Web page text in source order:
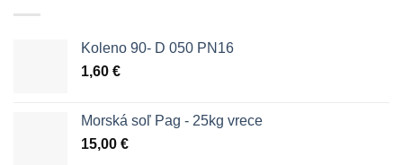
Koleno 90- D 050 PN16
1,60 €
Morská soľ Pag - 25kg vrece
15,00 €